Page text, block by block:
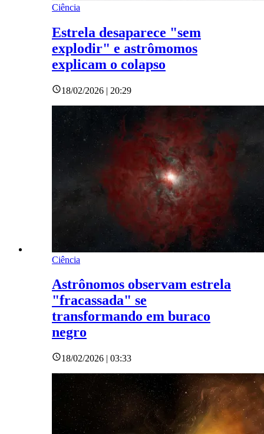
Ciência
Estrela desaparece "sem
explodir" e astrômomos
explicam o colapso
18/02/2026 | 20:29
Ciência
Astrônomos observam estrela
"fracassada" se
transformando em buraco
negro
18/02/2026 | 03:33